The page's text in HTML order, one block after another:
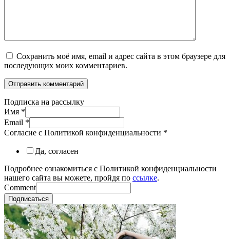
Сохранить моё имя, email и адрес сайта в этом браузере для
последующих моих комментариев.
Подписка на рассылку
Имя *
Email *
Согласие с Политикой конфиденциальности *
Да, согласен
Подробнее ознакомиться с Политикой конфиденциальности
нашего сайта вы можете, пройдя по ссылке.
Comment
Подписаться